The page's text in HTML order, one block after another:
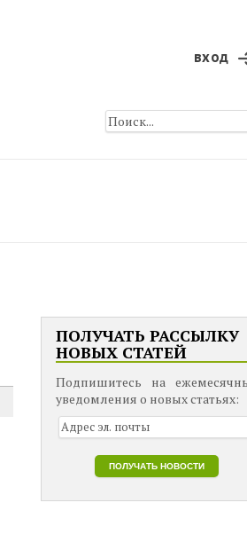
вход
ПОЛУЧАТЬ РАССЫЛКУ
НОВЫХ СТАТЕЙ
Подпишитесь на
уведомления о новых статьях: